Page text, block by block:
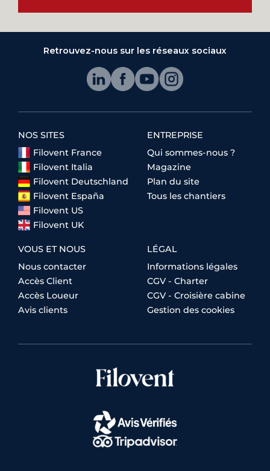
Retrouvez-nous sur les réseaux sociaux
NOS SITES
Filovent France
Filovent Italia
Filovent Deutschland
Filovent España
Filovent US
Filovent UK
ENTREPRISE
Qui sommes-nous ?
Magazine
Plan du site
Tous les chantiers
VOUS ET NOUS
Nous contacter
Accès Client
Accès Loueur
Avis clients
LÉGAL
Informations légales
CGV - Charter
CGV - Croisière cabine
Gestion des cookies